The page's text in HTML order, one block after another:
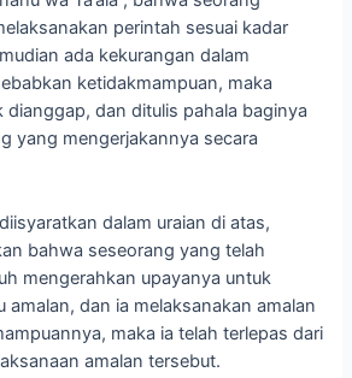
perintah sesuai kadar
ada kekurangan dalam
ketidakmampuan, maka
dianggap, dan ditulis pahala baginya
yang mengerjakannya secara
dalam uraian di atas,
bahwa seseorang yang telah
mengerahkan upayanya untuk
amalan, dan ia melaksanakan amalan
maka ia telah terlepas dari
amalan tersebut.